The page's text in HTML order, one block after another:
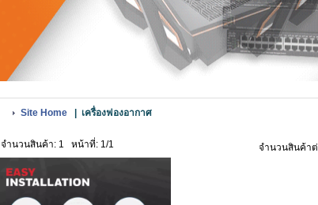
Site Home| เครื่องฟองอากาศ
จำนวนสินค้า: 1 หน้าที่: 1/1 จำนวนสินค้า